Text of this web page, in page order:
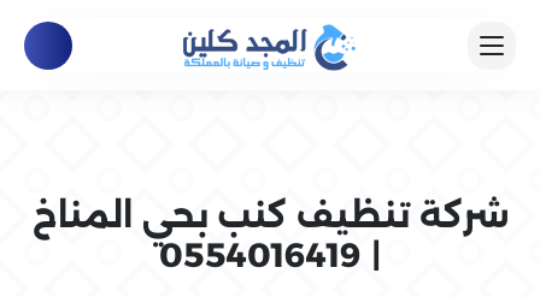
شركة تنظيف كنب بحي المناخ